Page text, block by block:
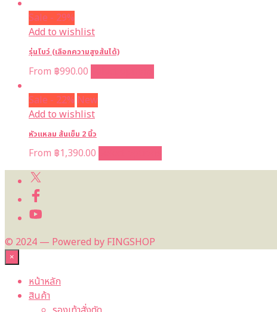
Sale - 29%
Add to wishlist
รุ่นโบว์ (เลือกความสูงส้นได้)
From ฿990.00
Sale - 22% New
Add to wishlist
หัวแหลม ส้นเข็ม 2 นิ้ว
From ฿1,390.00
© 2024 — Powered by FINGSHOP
×
หน้าหลัก
สินค้า